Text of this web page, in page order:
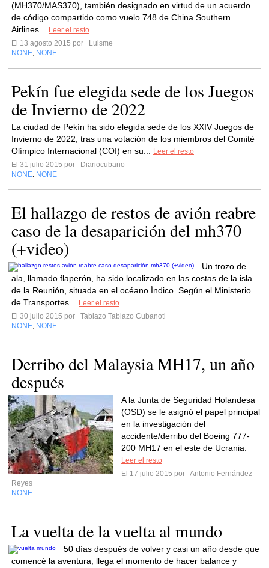
(MH370/MAS370), también designado en virtud de un acuerdo
de código compartido como vuelo 748 de China Southern
Airlines...
Leer el resto
El 13 agosto 2015 por
Luisme
NONE NONE
Pekín fue elegida sede de los Juegos
de Invierno de 2022
La ciudad de Pekín ha sido elegida sede de los XXIV Juegos de
Invierno de 2022, tras una votación de los miembros del Comité
Olímpico Internacional (COI) en su...
Leer el resto
El 31 julio 2015 por
Diariocubano
NONE NONE
El hallazgo de restos de avión reabre
caso de la desaparición del mh370
(+video)
Un trozo de
ala, llamado flaperón, ha sido localizado en las costas de la isla
de la Reunión, situada en el océano Índico. Según el Ministerio
de Transportes...
Leer el resto
El 30 julio 2015 por
Tablazo Tablazo Cubanoti
NONE NONE
Derribo del Malaysia MH17, un año
después
A la Junta de Seguridad Holandesa
(OSD) se le asignó el papel principal
en la investigación del
accidente/derribo del Boeing 777-
200 MH17 en el este de Ucrania.
Leer el resto
El 17 julio 2015 por Antonio Fernández
Reyes
NONE
La vuelta de la vuelta al mundo
50 días después de volver y casi un año desde que
comencé la aventura, llega el momento de hacer balance y